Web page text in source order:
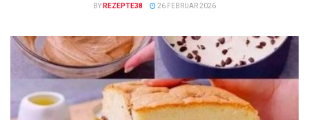
BY REZEPTE38 26 FEBRUAR 2026